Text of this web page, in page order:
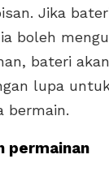
Jika
boleh
bateri
lupa
bermain.
permainan